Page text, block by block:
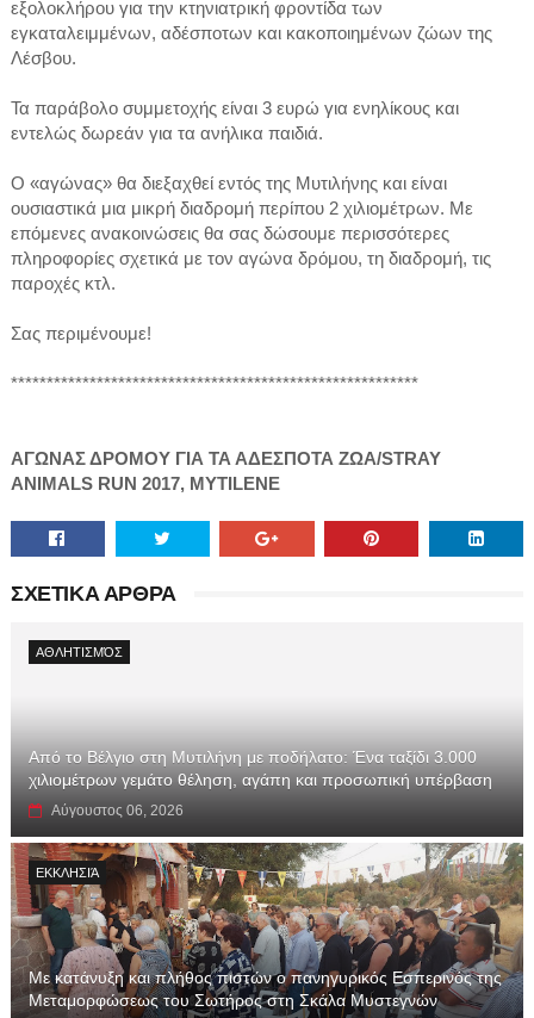
εξολοκλήρου για την κτηνιατρική φροντίδα των
εγκαταλειμμένων, αδέσποτων και κακοποιημένων ζώων της
Λέσβου.
Τα παράβολο συμμετοχής είναι 3 ευρώ για ενηλίκους και
εντελώς δωρεάν για τα ανήλικα παιδιά.
O «αγώνας» θα διεξαχθεί εντός της Μυτιλήνης και είναι
ουσιαστικά μια μικρή διαδρομή περίπου 2 χιλιομέτρων. Με
επόμενες ανακοινώσεις θα σας δώσουμε περισσότερες
πληροφορίες σχετικά με τον αγώνα δρόμου, τη διαδρομή, τις
παροχές κτλ.
Σας περιμένουμε!
*********************************************************
ΑΓΩΝΑΣ ΔΡΟΜΟΥ ΓΙΑ ΤΑ ΑΔΕΣΠΟΤΑ ΖΩΑ/STRAY
ANIMALS RUN 2017, MYTILENE
ΣΧΕΤΙΚΑ ΑΡΘΡΑ
ΑΘΛΗΤΙΣΜΌΣ
Από το Βέλγιο στη Μυτιλήνη με ποδήλατο: Ένα ταξίδι 3.000
χιλιομέτρων γεμάτο θέληση, αγάπη και προσωπική υπέρβαση
Αύγουστος 06, 2026
ΕΚΚΛΗΣΙΆ
Με κατάνυξη και πλήθος πιστών ο πανηγυρικός Εσπερινός της
Μεταμορφώσεως του Σωτήρος στη Σκάλα Μυστεγνών